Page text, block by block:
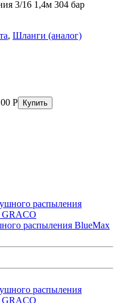
3/16 1,4м 304 бар
, Шланги (аналог)
Р
распыления BlueMax